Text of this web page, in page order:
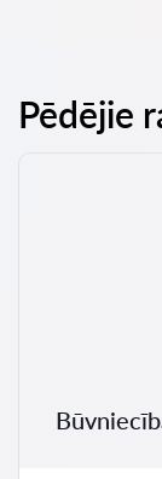
Pēdējie